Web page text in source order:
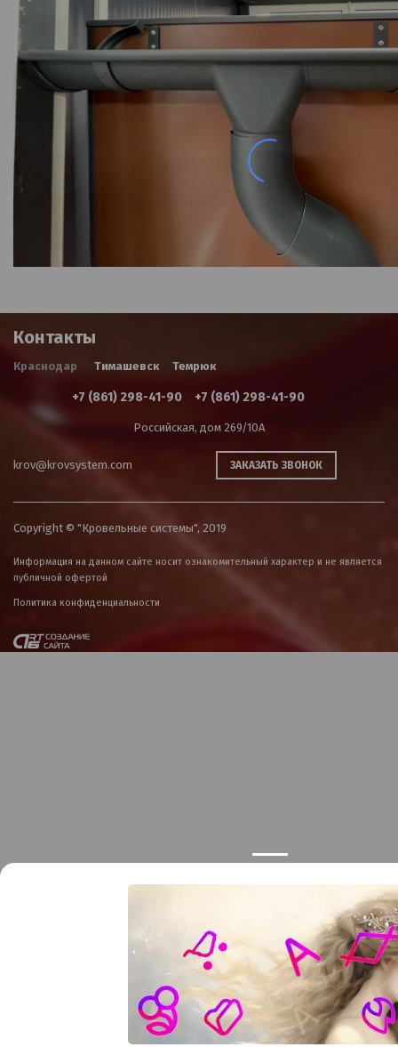
Контакты
Краснодар Тимашевск Темрюк
+7 (861) 298-41-90 +7 (861) 298-41-90
Российская, дом 269/10А
krov@krovsystem.com ЗАКАЗАТЬ ЗВОНОК
Copyright © "Кровельные системы", 2019
Информация на данном сайте носит ознакомительный характер и не является
публичной офертой
Политика конфиденциальности